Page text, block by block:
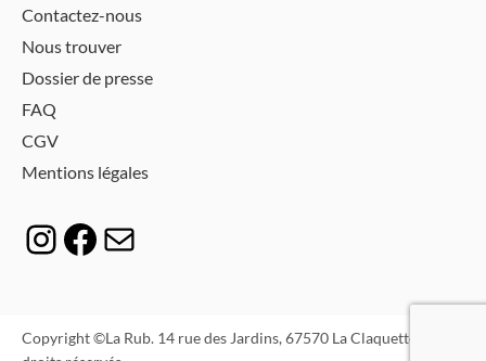
Contactez-nous
Nous trouver
Dossier de presse
FAQ
CGV
Mentions légales
Instagram
Facebook
E-mail
Copyright ©La Rub. 14 rue des Jardins, 67570 La Claquette. Tous